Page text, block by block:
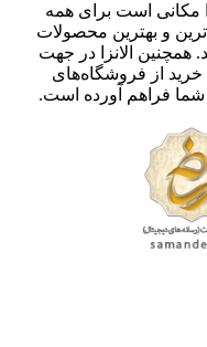
مکانی است برای همه
و بهترین محصولات
همچنین الانزا در جهت
از فروشگاه‌های
شما فراهم آورده است.